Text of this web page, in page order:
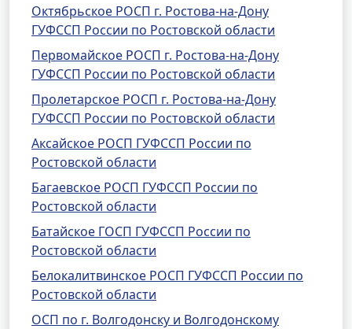
Октябрьское РОСП г. Ростова-на-Дону
ГУФССП России по Ростовской области
Первомайское РОСП г. Ростова-на-Дону
ГУФССП России по Ростовской области
Пролетарское РОСП г. Ростова-на-Дону
ГУФССП России по Ростовской области
Аксайское РОСП ГУФССП России по
Ростовской области
Багаевское РОСП ГУФССП России по
Ростовской области
Батайское ГОСП ГУФССП России по
Ростовской области
Белокалитвинское РОСП ГУФССП России по
Ростовской области
ОСП по г. Волгодонску и Волгодонскому